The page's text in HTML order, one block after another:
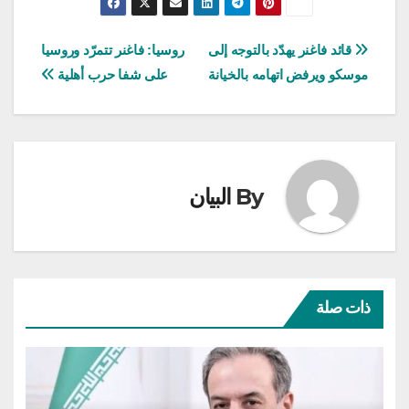
تصفّح
المقالات
روسيا: فاغنر تتمرّد وروسيا
على شفا حرب أهلية
قائد فاغنر يهدّد بالتوجه إلى
موسكو ويرفض اتهامه بالخيانة
By البيان
ذات صلة